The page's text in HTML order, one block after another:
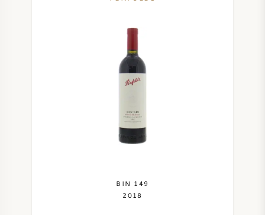
BIN 149
2018